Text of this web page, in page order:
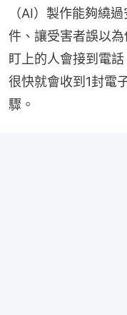
（AI）製作能夠繞
件、讓受害者誤以
盯上的人會接到電
很快就會收到1封電
驟。